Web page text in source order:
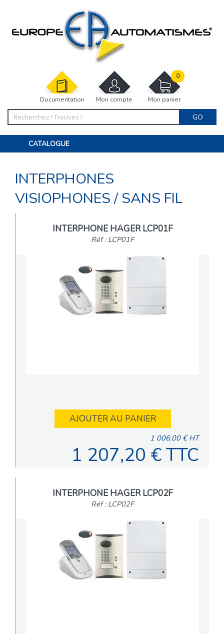
Documentation Mon compte Mon panier
0
GO
CATALOGUE
MOTORISATIONS
ACCESSOIRES ET ELECTRONIQUES
INTERPHONES VISIOPHONES
INTERPHONES
VISIOPHONES/ SANS FIL
INTERPHONE HAGER LCP01F
Réf : LCP01F
AJOUTER AU PANIER
1 006,00 € HT
1 207,20 € TTC
INTERPHONE HAGER LCP02F
Réf : LCP02F